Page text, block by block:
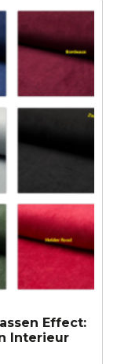
Effect:
Interieur